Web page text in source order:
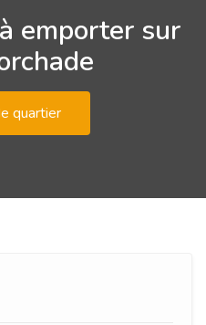
emporter sur
quartier